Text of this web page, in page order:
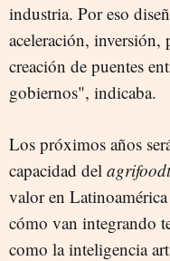
industria. Por eso
aceleración, inversión,
creación de puentes
gobiernos", indicaba.
Los próximos años
capacidad del
valor en
cómo van integrando
como la inteligencia